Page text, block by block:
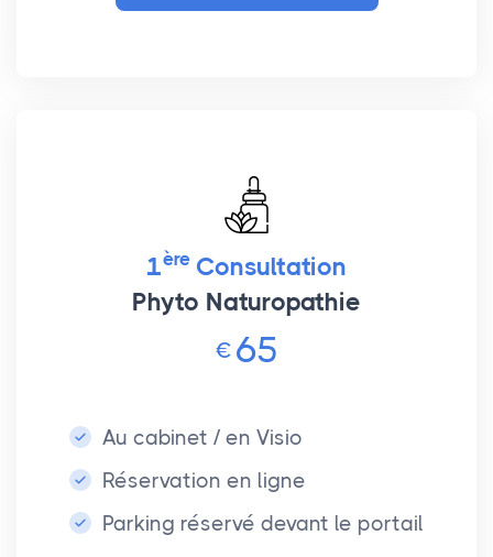
1èreConsultation
Phyto Naturopathie
€ 65
Au cabinet / en Visio
Réservation en ligne
Parking réservé devant le portail